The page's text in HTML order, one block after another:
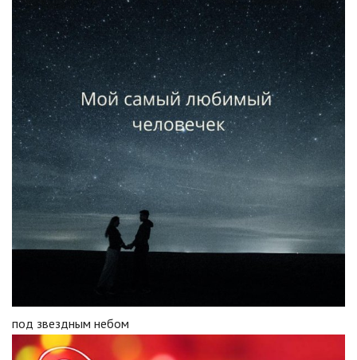
под звездным небом